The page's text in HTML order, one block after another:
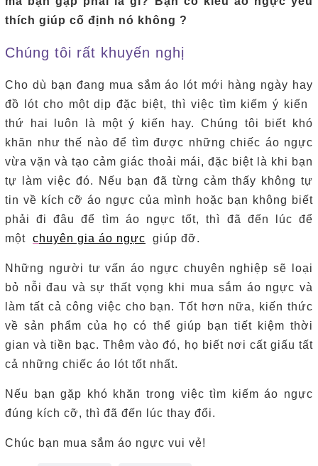
thích giúp cố định nó không ?
Chúng tôi rất khuyến nghị
Cho dù bạn đang mua sắm áo lót mới hàng ngày hay
đồ lót cho một dịp đặc biệt, thì việc tìm kiếm ý kiến ​​
thứ hai luôn là một ý kiến ​​hay. Chúng tôi biết khó
khăn như thế nào để tìm được những chiếc áo ngực
vừa vặn và tạo cảm giác thoải mái, đặc biệt là khi bạn
tự làm việc đó. Nếu bạn đã từng cảm thấy không tự
tin về kích cỡ áo ngực của mình hoặc bạn không biết
phải đi đâu để tìm áo ngực tốt, thì đã đến lúc để
một chuyên gia áo ngực giúp đỡ.
Những người tư vấn áo ngực chuyên nghiệp sẽ loại
bỏ nỗi đau và sự thất vọng khi mua sắm áo ngực và
làm tất cả công việc cho bạn. Tốt hơn nữa, kiến ​​thức
về sản phẩm của họ có thể giúp bạn tiết kiệm thời
gian và tiền bạc. Thêm vào đó, họ biết nơi cất giấu tất
cả những chiếc áo lót tốt nhất.
Nếu bạn gặp khó khăn trong việc tìm kiếm áo ngực
đúng kích cỡ, thì đã đến lúc thay đổi.
Chúc bạn mua sắm áo ngực vui vẻ!